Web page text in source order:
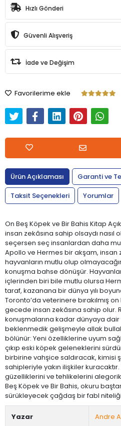
Hızlı Gönderi
Güvenli Alışveriş
İade ve Değişim
Favorilerime ekle
Ürün Açıklaması
Garanti ve
Taksit Seçenekleri
Yorumlar
On Beş Köpek ve Bir Bahis Kitap
insan zekâsına sahip olsaydı nasıl
seçersen seç insanlardan daha
Apollo ve Hermes bir akşam, insan
hayvanların mutlu olup
konuşma bahse dönüşür.
içlerinden biri bile mutlu olursa
taraf, kazanana bir dünya yılı
Toronto’da veterinere bırakılmış
gecede insan zekâsına sahip
konuşmalarına kadar dünyaya dair
beklenmedik gelişmeyle allak
bölünür: Yeni özelliklerine uyum
çıkıp eski köpek geleneklerini
birbirine vahşice saldıracak, kimisi
sahipleriyle yakın ilişkiler
güzelliklerini ve tehlikelerini
Beş Köpek ve Bir Bahis, okuru
sürükleyecek çağdaş bir fabl
Yazar Andre